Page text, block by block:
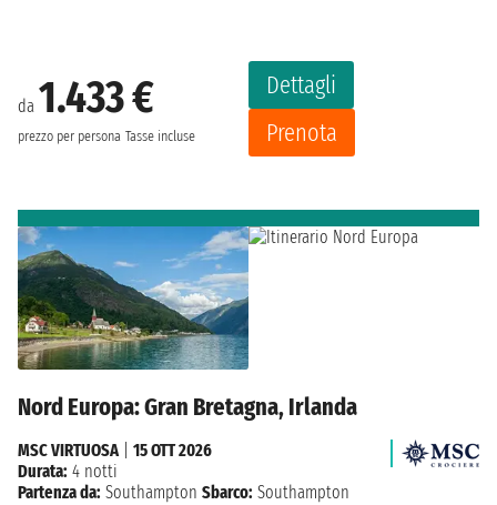
da 1.433 €
prezzo per persona Tasse incluse
Dettagli
Prenota
Nord Europa: Gran Bretagna, Irlanda
MSC VIRTUOSA| 15 OTT 2026
Durata: 4 notti
Partenza da: Southampton Sbarco: Southampton